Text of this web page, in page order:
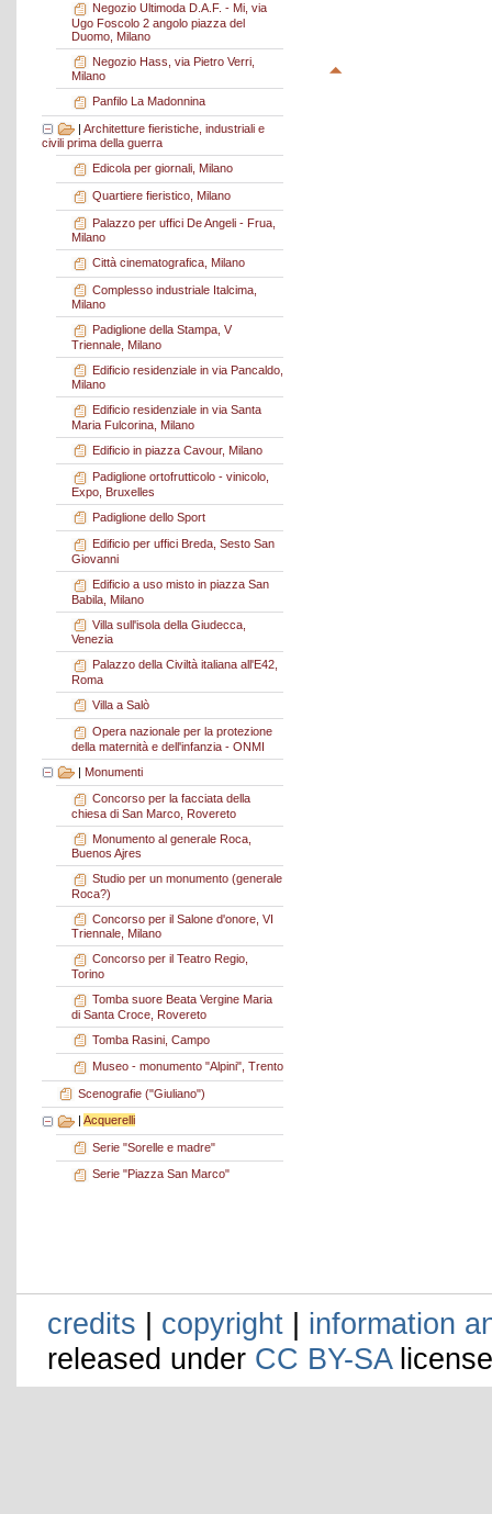
Negozio Ultimoda D.A.F. - Mi, via
Ugo Foscolo 2 angolo piazza del
Duomo, Milano
Negozio Hass, via Pietro Verri,
Milano
Panfilo La Madonnina
| Architetture fieristiche, industriali e
civili prima della guerra
Edicola per giornali, Milano
Quartiere fieristico, Milano
Palazzo per uffici De Angeli - Frua,
Milano
Città cinematografica, Milano
Complesso industriale Italcima,
Milano
Padiglione della Stampa, V
Triennale, Milano
Edificio residenziale in via Pancaldo,
Milano
Edificio residenziale in via Santa
Maria Fulcorina, Milano
Edificio in piazza Cavour, Milano
Padiglione ortofrutticolo - vinicolo,
Expo, Bruxelles
Padiglione dello Sport
Edificio per uffici Breda, Sesto San
Giovanni
Edificio a uso misto in piazza San
Babila, Milano
Villa sull'isola della Giudecca,
Venezia
Palazzo della Civiltà italiana all'E42,
Roma
Villa a Salò
Opera nazionale per la protezione
della maternità e dell'infanzia - ONMI
| Monumenti
Concorso per la facciata della
chiesa di San Marco, Rovereto
Monumento al generale Roca,
Buenos Ajres
Studio per un monumento (generale
Roca?)
Concorso per il Salone d'onore, VI
Triennale, Milano
Concorso per il Teatro Regio,
Torino
Tomba suore Beata Vergine Maria
di Santa Croce, Rovereto
Tomba Rasini, Campo
Museo - monumento "Alpini", Trento
Scenografie ("Giuliano")
Acquerelli
Serie "Sorelle e madre"
Serie "Piazza San Marco"
credits | copyright | information
released under CC BY-SA